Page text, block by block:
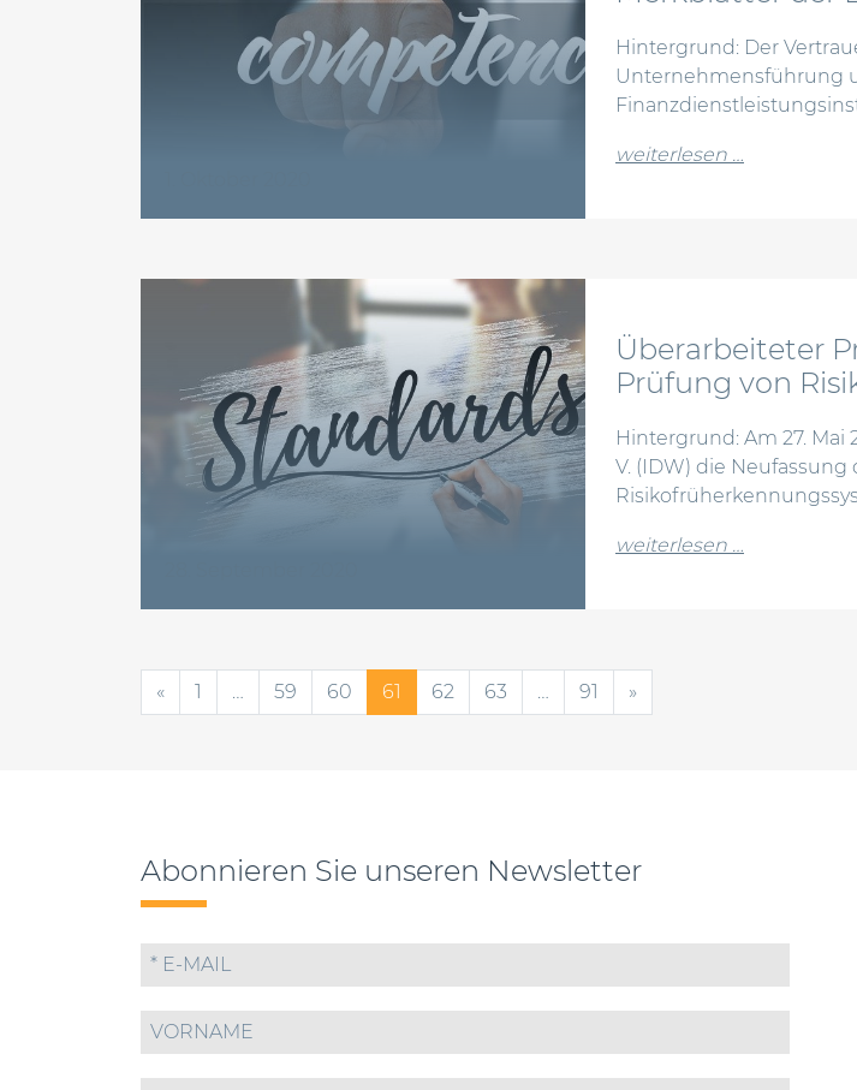
Hintergrund: Der
Unternehmensführung
weiterlesen …from
Überarbeiteter
Prüfung von
Hintergrund: Am 27.
V. (IDW) die
weiterlesen …from
Beitragsnavigation
« 1 … 59 60 61 62 63 … 91 »
Abonnieren Sie unseren Newsletter